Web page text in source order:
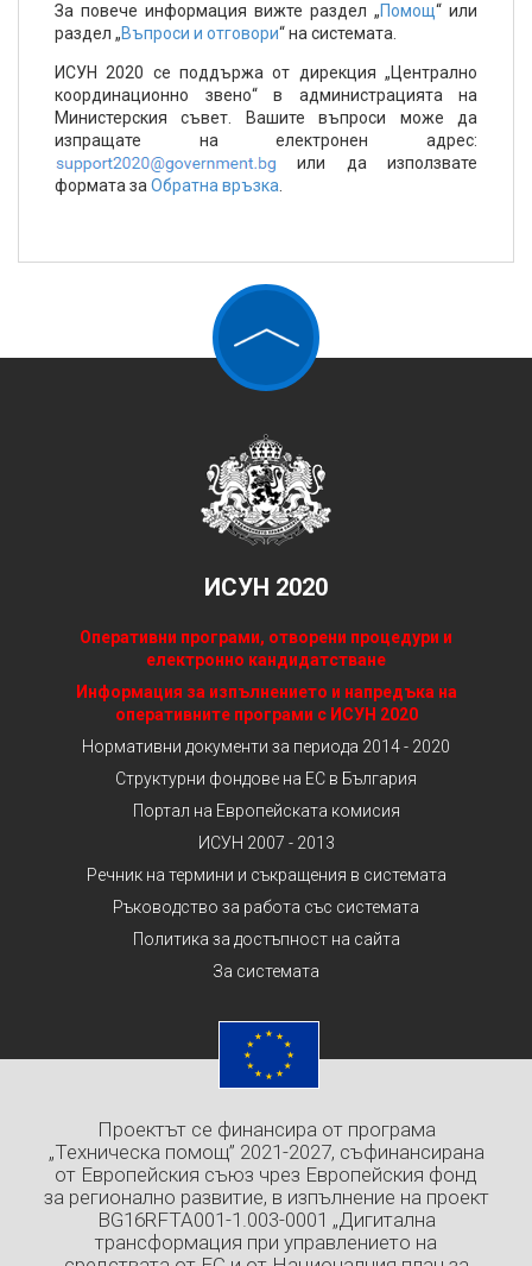
За повече информация вижте раздел „Помощ“ или
раздел „Въпроси и отговори“ на системата.
ИСУН 2020 се поддържа от дирекция „Централно
координационно звено“ в администрацията на
Министерския съвет. Вашите въпроси може да
изпращате на електронен адрес:
или да използвате
формата за Обратна връзка
ИСУН 2020
Оперативни програми, отворени процедури и
електронно кандидатстване
Информация за изпълнението и напредъка на
оперативните програми с ИСУН 2020
Нормативни документи за периода 2014 - 2020
Структурни фондове на ЕС в България
Портал на Европейската комисия
ИСУН 2007 - 2013
Речник на термини и съкращения в системата
Ръководство за работа със системата
Политика за достъпност на сайта
За системата
Проектът се финансира от програма
„Техническа помощ” 2021-2027, съфинансирана
от Европейския съюз чрез Европейския фонд
за регионално развитие, в изпълнение на проект
BG16RFTA001-1.003-0001 „Дигитална
трансформация при управлението на